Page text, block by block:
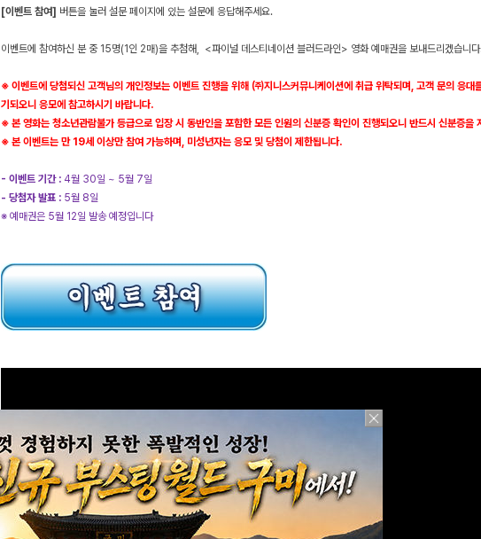
[이벤트 참여] 버튼을 눌러 설문 페이지에 있는 설문에 응답해주세요.
이벤트에 참여하신 분 중 15명(1인 2매)을 추첨해, <파이널 데스티네이션 블러드라인> 영화 예매권을 보내드리겠습니
※ 이벤트에 당첨되신 고객님의 개인정보는 이벤트 진행을 위해 ㈜지니스커뮤니케이션에 취급 위탁되며, 고객 문의 응대
기되오니 응모에 참고하시기 바랍니다.
※ 본 영화는 청소년관람불가 등급으로 입장 시 동반인을 포함한 모든 인원의 신분증 확인이 진행되오니 반드시 신분증을
※ 본 이벤트는 만 19세 이상만 참여 가능하며, 미성년자는 응모 및 당첨이 제한됩니다.
- 이벤트 기간 : 4월 30일 ~ 5월 7일
- 당첨자 발표 : 5월 8일
※ 예매권은 5월 12일 발송 예정입니다